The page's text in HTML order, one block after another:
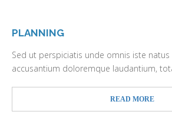
PLANNING
Sed ut perspiciatis unde omnis iste
accusantium doloremque laudantium,
READ MORE